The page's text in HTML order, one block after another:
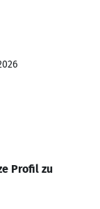
Profil zu